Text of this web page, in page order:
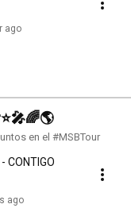
ago
en el #MSBTour
CONTIGO
ago